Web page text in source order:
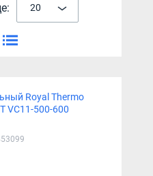
20
Royal Thermo
VC11-500-600